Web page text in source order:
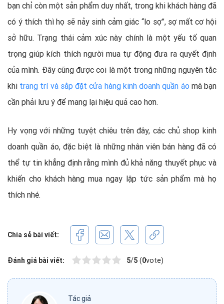
bạn chỉ còn một sản phẩm duy nhất, trong khi khách hàng đã
có ý thích thì họ sẽ nảy sinh cảm giác “lo sợ”, sợ mất cơ hội
sở hữu. Trạng thái cảm xúc này chính là một yếu tố quan
trọng giúp kích thích người mua tự động đưa ra quyết định
của mình. Đây cũng được coi là một trong những nguyên tắc
khi trang trí và sắp đặt cửa hàng kinh doanh quần áo mà bạn
cần phải lưu ý để mang lại hiệu quả cao hơn.
Hy vọng với những tuyệt chiêu trên đây, các chủ shop kinh
doanh quần áo, đặc biệt là những nhân viên bán hàng đã có
thể tự tin khẳng định rằng mình đủ khả năng thuyết phục và
khiến cho khách hàng mua ngay lập tức sản phẩm mà họ
thích nhé.
Chia sẻ bài viết:
Đánh giá bài viết: 5/5 (0vote)
Tác giả